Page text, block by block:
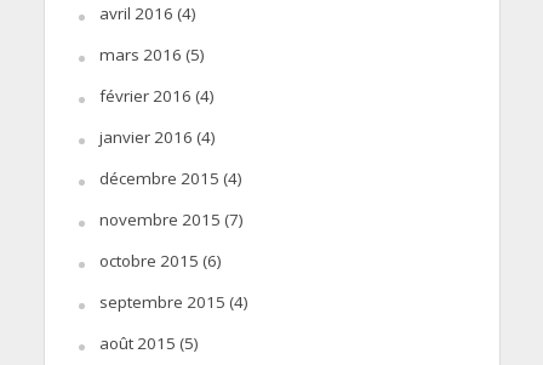
avril 2016 (4)
mars 2016 (5)
février 2016 (4)
janvier 2016 (4)
décembre 2015 (4)
novembre 2015 (7)
octobre 2015 (6)
septembre 2015 (4)
août 2015 (5)